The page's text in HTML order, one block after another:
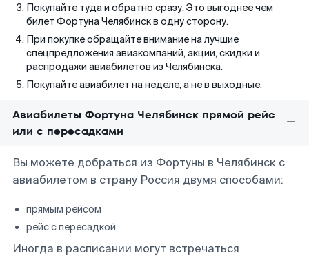
Покупайте туда и обратно сразу. Это выгоднее чем
билет Фортуна Челябинск в одну сторону.
При покупке обращайте внимание на лучшие
спецпредложения авиакомпаний, акции, скидки и
распродажи авиабилетов из Челябинска.
Покупайте авиабилет на неделе, а не в выходные.
Авиабилеты Фортуна Челябинск прямой рейс
или с пересадками
Вы можете добраться из Фортуны в Челябинск с
авиабилетом в страну Россия двумя способами:
прямым рейсом
рейс с пересадкой
Иногда в расписании могут встречаться